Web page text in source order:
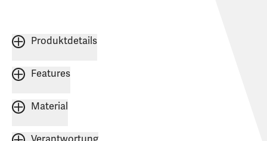
Produktdetails
Features
Material